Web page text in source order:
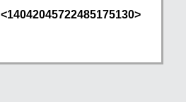
<14042045722485175130>